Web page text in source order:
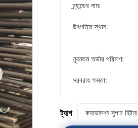
ব্র্যান্ডের নাম:
উৎপত্তি স্থান:
ন্যূনতম অর্ডার পরিমাণ:
সরবরাহ ক্ষমতা:
ট্যাগ কনভেকশন সুপার হিটার